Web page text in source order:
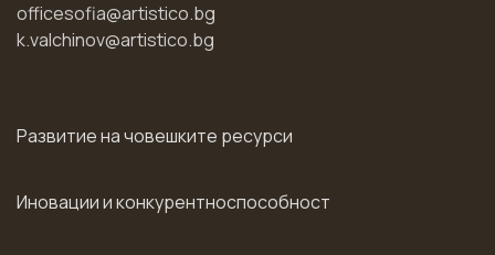
officesofia@artistico.bg
k.valchinov@artistico.bg
Развитие на човешките ресурси
Иновации и конкурентноспособност